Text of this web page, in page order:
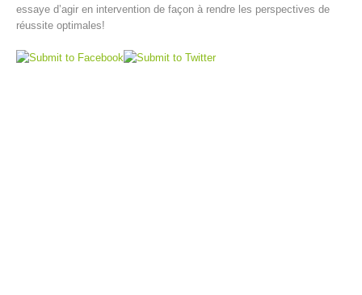
essaye d’agir en intervention de façon à rendre les perspectives de
réussite optimales!